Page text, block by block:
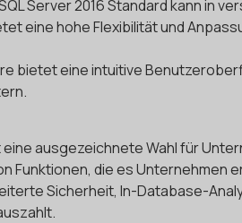
Server 2016 Standard kann in
eine hohe Flexibilität und
bietet eine intuitive
eine ausgezeichnete Wahl für
Funktionen, die es Unternehmen
Sicherheit, In-Database-